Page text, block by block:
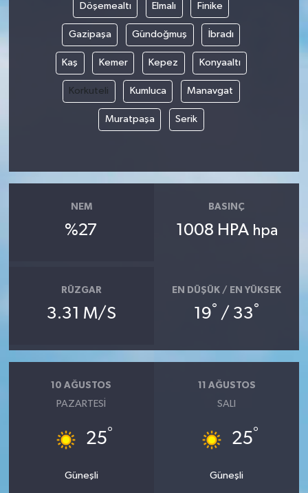
Döşemealtı Elmalı Finike
Gazipaşa Gündoğmuş İbradı
Kaş Kemer Kepez Konyaaltı
Korkuteli Kumluca Manavgat
Muratpaşa Serik
NEM
%27
BASINÇ
1008 HPA hpa
RÜZGAR
3.31 M/S
EN DÜŞÜK / EN YÜKSEK
19° / 33°
10 AĞUSTOS
PAZARTESI
25°
Güneşli
11 AĞUSTOS
SALI
25°
Güneşli